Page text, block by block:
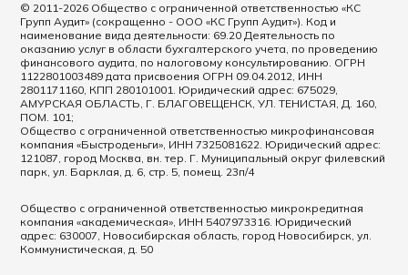
© 2011-2026 Общество с ограниченной ответственностью «КС
Групп Аудит» (сокращенно - ООО «КС Групп Аудит»). Код и
наименование вида деятельности: 69.20 Деятельность по
оказанию услуг в области бухгалтерского учета, по проведению
финансового аудита, по налоговому консультированию. ОГРН
1122801003489 дата присвоения ОГРН 09.04.2012, ИНН
2801171160, КПП 280101001. Юридический адрес: 675029,
АМУРСКАЯ ОБЛАСТЬ, Г. БЛАГОВЕЩЕНСК, УЛ. ТЕНИСТАЯ, Д. 160,
ПОМ. 101;
Общество с ограниченной ответственностью микрофинансовая
компания «Быстроденьги», ИНН 7325081622. Юридический адрес:
121087, город Москва, вн. тер. Г. Муниципальный округ филевский
парк, ул. Барклая, д. 6, стр. 5, помещ. 23п/4
Общество с ограниченной ответственностью микрокредитная
компания «академическая», ИНН 5407973316. Юридический
адрес: 630007, Новосибирская область, город Новосибирск, ул.
Коммунистическая, д. 50